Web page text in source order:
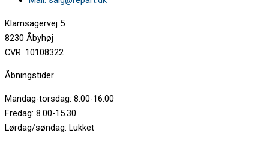
AEG • BE2003021M 94971643404
AEG • BE2003021M 94971643405
AEG • BE2003021W 94971637300
AEG • BE2003021W 94971643500
AEG • BE2003021W 94971643505
AEG • BE200302KM 94971645600
AEG • BE200362KM 94971650100
AEG • BE200362KM 94971650101
AEG • BE200362KW 94971650200
Klamsagervej 5
8230 Åbyhøj
CVR: 10108322
Åbningstider
Mandag-torsdag: 8.00-16.00
Fredag: 8.00-15.30
Lørdag/søndag: Lukket